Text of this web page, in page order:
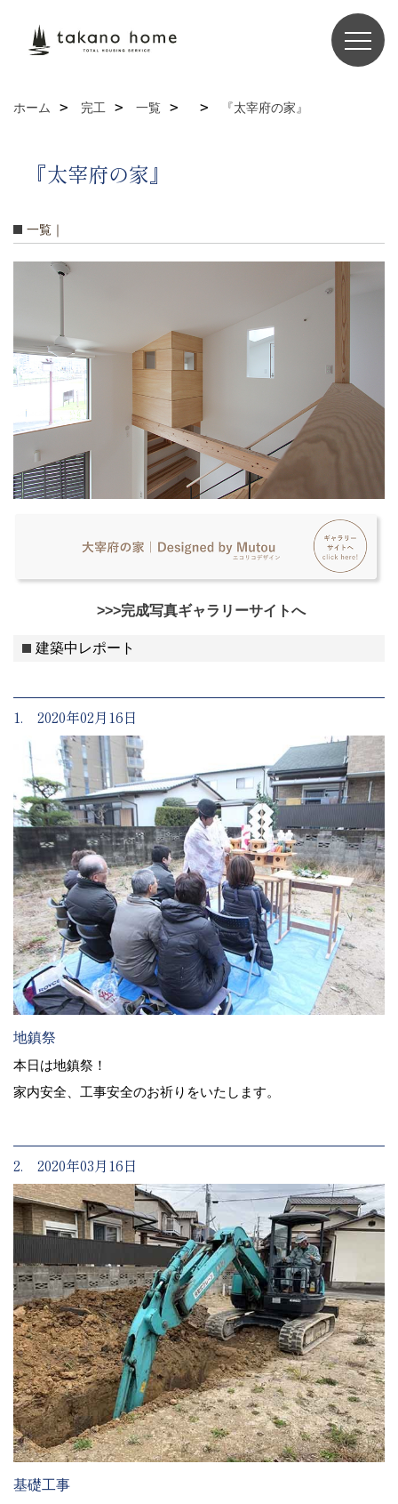
ホーム 完工 一覧 『太宰府の家』
『太宰府の家』
一覧｜
>>>完成写真ギャラリーサイトへ
建築中レポート
1. 2020年02月16日
地鎮祭
本日は地鎮祭！
家内安全、工事安全のお祈りをいたします。
2. 2020年03月16日
基礎工事